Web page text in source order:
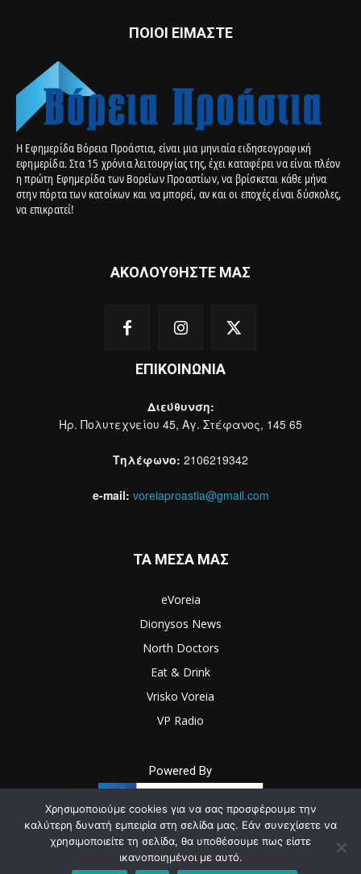
ΠΟΙΟΙ ΕΙΜΑΣΤΕ
Η Εφημερίδα Βόρεια Προάστια, είναι μια μηνιαία ειδησεογραφική
εφημερίδα. Στα 15 χρόνια λειτουργίας της, έχει καταφέρει να είναι πλέον
η πρώτη Εφημερίδα των Βορείων Προαστίων, να βρίσκεται κάθε μήνα
στην πόρτα των κατοίκων και να μπορεί, αν και οι εποχές είναι δύσκολες,
να επικρατεί!
ΑΚΟΛΟΥΘΗΣΤΕ ΜΑΣ
ΕΠΙΚΟΙΝΩΝΙΑ
Διεύθυνση:
Ηρ. Πολυτεχνείου 45, Αγ. Στέφανος, 145 65
Τηλέφωνο: 2106219342
e-mail: voreiaproastia@gmail.com
ΤΑ ΜΕΣΑ ΜΑΣ
eVoreia
Dionysos News
North Doctors
Eat & Drink
Vrisko Voreia
VP Radio
Powered By
© Newspaper WordPress Theme by TagDiv
Χρησιμοποιούμε cookies για να σας προσφέρουμε την
καλύτερη δυνατή εμπειρία στη σελίδα μας. Εάν συνεχίσετε να
χρησιμοποιείτε τη σελίδα, θα υποθέσουμε πως είστε
ικανοποιημένοι με αυτό.